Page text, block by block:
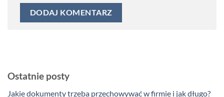
Ostatnie posty
Jakie dokumenty trzeba przechowywać w firmie i jak długo?